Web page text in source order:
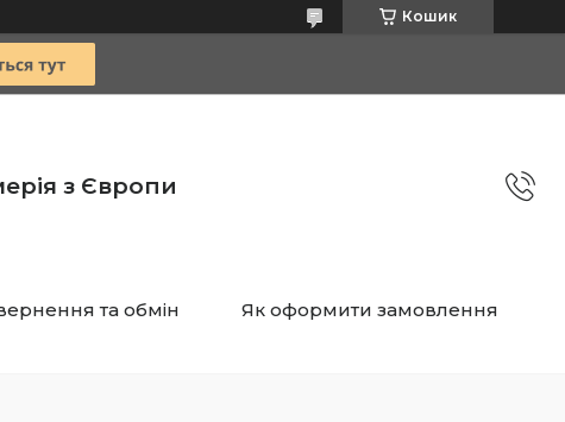
Кошик
з Європи
та обмін Як оформити замовлення